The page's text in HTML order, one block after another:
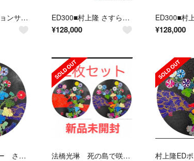
村上隆 エディションサイン入りポスター「さすらいの旅からの帰還」 ED300■村上隆 さすらいの旅からの帰還 ポスター作品 法橋光琳
¥128,000 ¥128,000
村上隆 ポスター さすらいの旅からの帰還 新品！未開封！ 法橋光琳 死の島で咲く花 さすらいの旅からの帰還 セット 村上隆 ポスター 新品